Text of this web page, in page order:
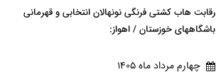
رقابت هاب کشتی فرنگی نونهالان انتخابی و قهرمانی
باشگاههای خوزستان / اهواز:
چهارم مرداد ماه 1405